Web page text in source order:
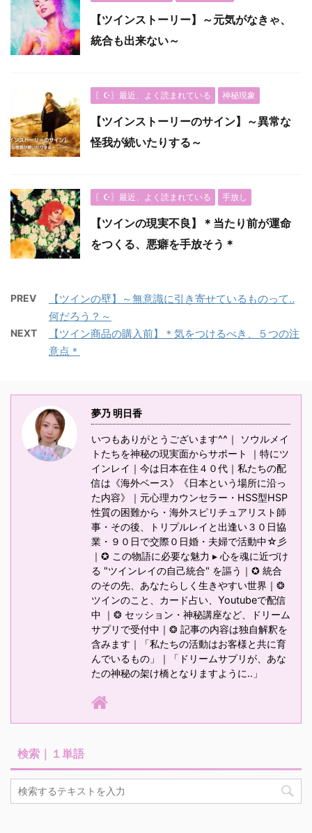
【ツインストーリー】～元気がなきゃ、
統合も出来ない～
〖☪︎〗最近、よく読まれている 神秘現象
【ツインストーリーのサイン】～異常な
怪我が続いたりする～
〖☪︎〗最近、よく読まれている 手放し
【ツインの現実不良】＊当たり前が運命
をつくる、悪癖を手放そう＊
PREV
【ツインの壁】～無意識に引き寄せているものって‥
何だろう？～
NEXT
【ツイン商品の購入前】＊気をつけるべき、５つの注
意点＊
夢乃 明日香
いつもありがとうございます^^｜ ソウルメイ
トたちを神秘の現実面からサポート ｜特にツ
インレイ｜今は日本在住４０代｜私たちの配
信は《海外ベース》《日本という場所に沿っ
た内容》｜元心理カウンセラー・HSS型HSP
性質の困難から・海外スピリチュアリスト師
事・その後、トリプルレイと出逢い３０日協
業・９０日で交際０日婚・夫婦で活動中☆彡
｜✪ この物語に必要な魅力 ▸ 心を魂に近づけ
る "ツインレイの自己統合" を謳う｜✪ 統合
のその先、あなたらしく生きやすい世界｜❂
ツインのこと、カード占い、Youtubeで配信
中 ｜❂ セッション・神秘講座など、ドリーム
サプリで受付中｜❂ 記事の内容は独自解釈を
含みます｜「私たちの活動はお客様と共に育
んでいるもの」｜「ドリームサプリが、あな
たの神秘の架け橋となりますように‥」
検索｜１単語